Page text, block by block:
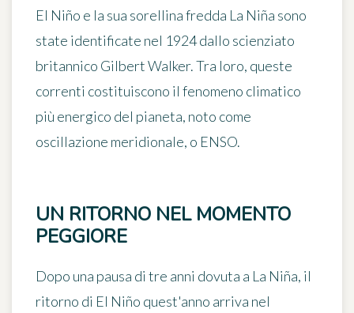
El Niño e la sua sorellina fredda La Niña sono
state identificate nel 1924 dallo scienziato
britannico Gilbert Walker. Tra loro, queste
correnti costituiscono il fenomeno climatico
più energico del pianeta, noto come
oscillazione meridionale, o ENSO.
UN RITORNO NEL MOMENTO
PEGGIORE
Dopo una pausa di tre anni dovuta a La Niña, il
ritorno di El Niño quest'anno arriva nel